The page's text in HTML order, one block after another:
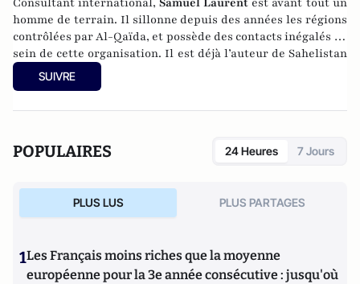
homme de terrain. Il sillonne depuis des années les régions
contrôlées par Al-Qaïda, et possède des contacts inégalés au
sein de cette organisation. Il est déjà l’auteur de Sahelistan
(Seuil, 2013), salué par la critique.
SUIVRE
POPULAIRES 24 Heures 7 Jours
PLUS LUS PLUS PARTAGES
1Les Français moins riches que la moyenne
européenne pour la 3e année consécutive : jusqu'où